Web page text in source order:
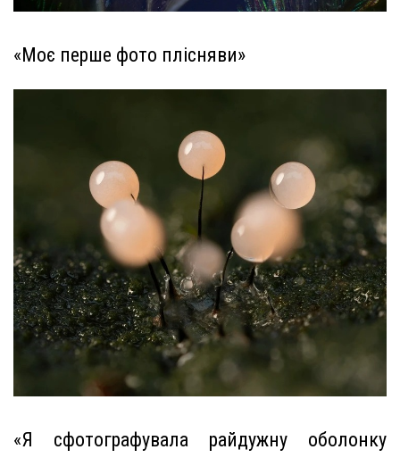
«Моє перше фото плісняви»
«Я сфотографувала райдужну оболонку